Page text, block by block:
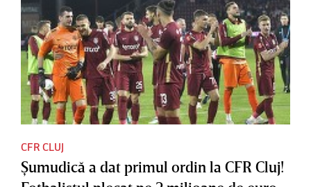
CFR CLUJ
Şumudică a dat primul ordin la CFR Cluj!